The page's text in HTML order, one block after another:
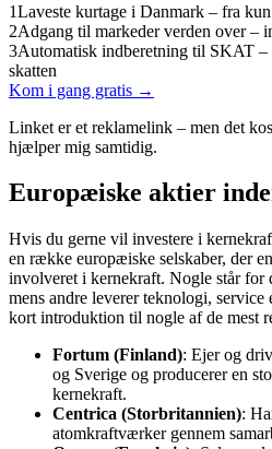
1Laveste kurtage i Danmark – fra
2Adgang til markeder verden over –
3Automatisk indberetning til SKAT –
skatten
Kom i gang gratis →
Linket er et reklamelink – men det
hjælper mig samtidig.
Europæiske aktier
Hvis du gerne vil investere i
en række europæiske selskaber, der
involveret i kernekraft. Nogle står
mens andre leverer teknologi,
kort introduktion til nogle af de mest
Fortum (Finland): Ejer og
og Sverige og producerer en
kernekraft.
Centrica (Storbritannien):
atomkraftværker gennem